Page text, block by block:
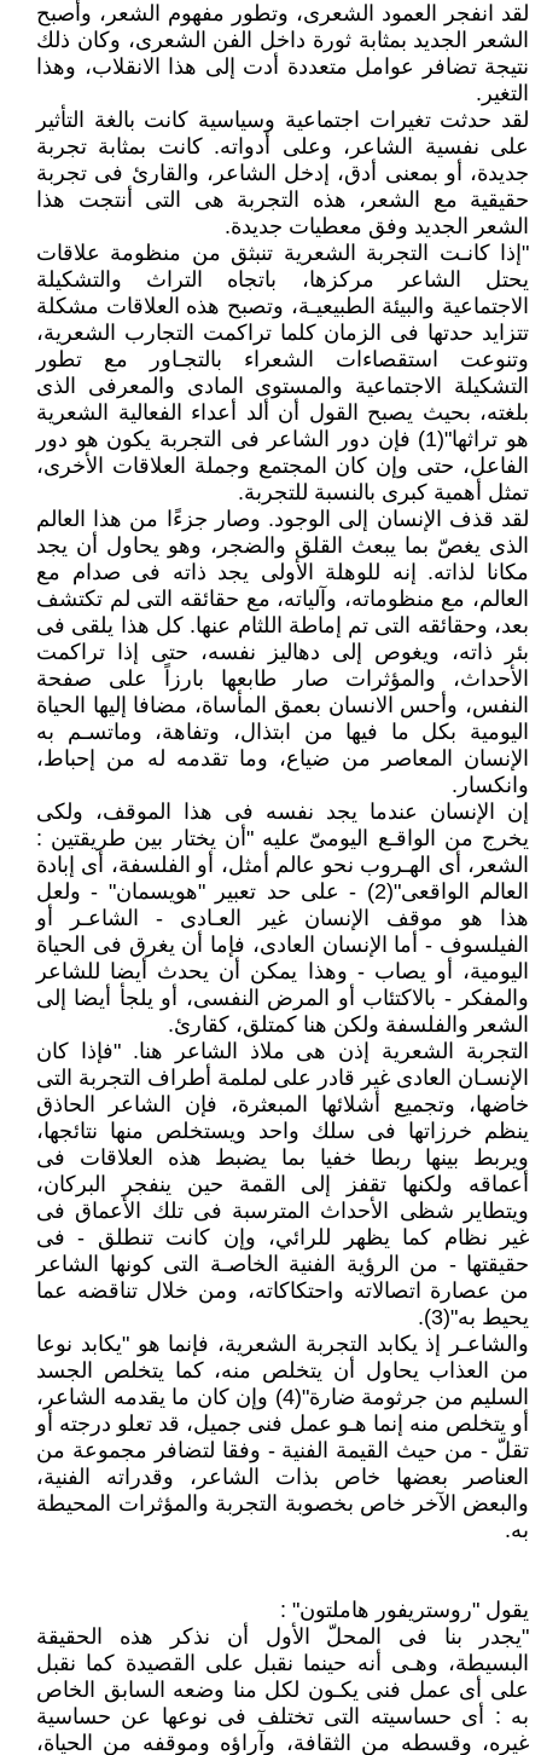
لقد انفجر العمود الشعرى، وتطور مفهوم الشعر، وأصبح
الشعر الجديد بمثابة ثورة داخل الفن الشعرى، وكان ذلك
نتيجة تضافر عوامل متعددة أدت إلى هذا الانقلاب، وهذا
التغير.
لقد حدثت تغيرات اجتماعية وسياسية كانت بالغة التأثير
على نفسية الشاعر، وعلى أدواته. كانت بمثابة تجربة
جديدة، أو بمعنى أدق، إدخل الشاعر، والقارئ فى تجربة
حقيقية مع الشعر، هذه التجربة هى التى أنتجت هذا
الشعر الجديد وفق معطيات جديدة.
"إذا كانـت التجربة الشعرية تنبثق من منظومة علاقات
يحتل الشاعر مركزها، باتجاه التراث والتشكيلة
الاجتماعية والبيئة الطبيعيـة، وتصبح هذه العلاقات مشكلة
تتزايد حدتها فى الزمان كلما تراكمت التجارب الشعرية،
وتنوعت استقصاءات الشعراء بالتجـاور مع تطور
التشكيلة الاجتماعية والمستوى المادى والمعرفى الذى
بلغته، بحيث يصبح القول أن ألد أعداء الفعالية الشعرية
هو تراثها"(1) فإن دور الشاعر فى التجربة يكون هو دور
الفاعل، حتى وإن كان المجتمع وجملة العلاقات الأخرى،
تمثل أهمية كبرى بالنسبة للتجربة.
لقد قذف الإنسان إلى الوجود. وصار جزءًا من هذا العالم
الذى يغصّ بما يبعث القلق والضجر، وهو يحاول أن يجد
مكانا لذاته. إنه للوهلة الأولى يجد ذاته فى صدام مع
العالم، مع منظوماته، وآلياته، مع حقائقه التى لم تكتشف
بعد، وحقائقه التى تم إماطة اللثام عنها. كل هذا يلقى فى
بئر ذاته، ويغوص إلى دهاليز نفسه، حتى إذا تراكمت
الأحداث، والمؤثرات صار طابعها بارزاً على صفحة
النفس، وأحس الانسان بعمق المأساة، مضافا إليها الحياة
اليومية بكل ما فيها من ابتذال، وتفاهة، وماتسـم به
الإنسان المعاصر من ضياع، وما تقدمه له من إحباط،
وانكسار.
إن الإنسان عندما يجد نفسه فى هذا الموقف، ولكى
يخرج من الواقـع اليومىّ عليه "أن يختار بين طريقتين :
الشعر، أى الهـروب نحو عالم أمثل، أو الفلسفة، أى إبادة
العالم الواقعى"(2) - على حد تعبير "هويسمان" - ولعل
هذا هو موقف الإنسان غير العـادى - الشاعـر أو
الفيلسوف - أما الإنسان العادى، فإما أن يغرق فى الحياة
اليومية، أو يصاب - وهذا يمكن أن يحدث أيضا للشاعر
والمفكر - بالاكتئاب أو المرض النفسى، أو يلجأ أيضا إلى
الشعر والفلسفة ولكن هنا كمتلق، كقارئ.
التجربة الشعرية إذن هى ملاذ الشاعر هنا. "فإذا كان
الإنسـان العادى غير قادر على لملمة أطراف التجربة التى
خاضها، وتجميع أشلائها المبعثرة، فإن الشاعر الحاذق
ينظم خرزاتها فى سلك واحد ويستخلص منها نتائجها،
ويربط بينها ربطا خفيا بما يضبط هذه العلاقات فى
أعماقه ولكنها تقفز إلى القمة حين ينفجر البركان،
ويتطاير شظى الأحداث المترسبة فى تلك الأعماق فى
غير نظام كما يظهر للرائي، وإن كانت تنطلق - فى
حقيقتها - من الرؤية الفنية الخاصـة التى كونها الشاعر
من عصارة اتصالاته واحتكاكاته، ومن خلال تناقضه عما
يحيط به"(3).
والشاعـر إذ يكابد التجربة الشعرية، فإنما هو "يكابد نوعا
من العذاب يحاول أن يتخلص منه، كما يتخلص الجسد
السليم من جرثومة ضارة"(4) وإن كان ما يقدمه الشاعر،
أو يتخلص منه إنما هـو عمل فنى جميل، قد تعلو درجته أو
تقلّ - من حيث القيمة الفنية - وفقا لتضافر مجموعة من
العناصر بعضها خاص بذات الشاعر، وقدراته الفنية،
والبعض الآخر خاص بخصوبة التجربة والمؤثرات المحيطة
به.
يقول "روستريفور هاملتون" :
"يجدر بنا فى المحلّ الأول أن نذكر هذه الحقيقة
البسيطة، وهـى أنه حينما نقبل على القصيدة كما نقبل
على أى عمل فنى يكـون لكل منا وضعه السابق الخاص
به : أى حساسيته التى تختلف فى نوعها عن حساسية
غيره، وقسطه من الثقافة، وآراؤه وموقفه من الحياة،